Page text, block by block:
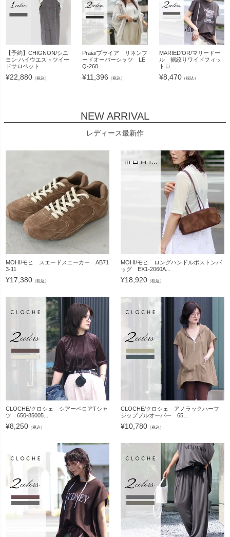
【予約】CHIGNON/シニ
ヨン ハイウエストツイー
ドサロペット...
¥22,880 （税込）
Praia/プライア リネンフ
ードオーバーシャツ LE
Q-260...
¥11,396 （税込）
MARIED'OR/マリードー
ル 裾絞りワイドフィッ
トロ...
¥8,470（税込）
NEW ARRIVAL
レディース最新作
MOHI/モヒ スエードスニーカー AB71
3-11
¥17,380 （税込）
MOHI/モヒ ロングハンドルボストンバ
ッグ EX1-2060A...
¥18,920 （税込）
CLOCHE/クロシェ シアーベロアTシャ
ツ 650-85005...
¥8,250 （税込）
CLOCHE/クロシェ アノラックハーフ
ジッププルオーバー 65...
¥10,780 （税込）